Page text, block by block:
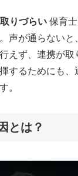
りづらい 保育
声が通らないと
えず、連携が取
するためにも、
。
とは？